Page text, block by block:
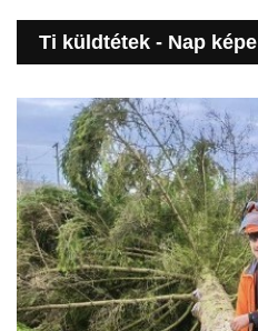
Ti küldtétek - Nap képe